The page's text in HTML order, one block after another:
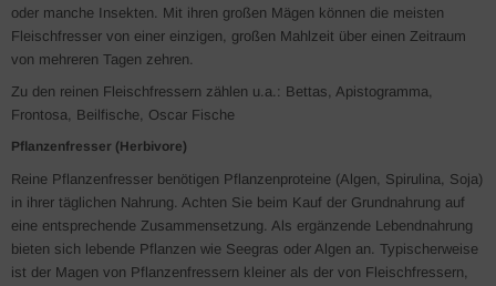
oder manche Insekten. Mit ihren großen Mägen können die meisten
Fleischfresser von einer einzigen, großen Mahlzeit über einen Zeitraum
von mehreren Tagen zehren.
Zu den reinen Fleischfressern zählen u.a.: Bettas, Apistogramma,
Frontosa, Beilfische, Oscar Fische
Pflanzenfresser (Herbivore)
Reine Pflanzenfresser benötigen Pflanzenproteine (Algen, Spirulina, Soja)
in ihrer täglichen Nahrung. Achten Sie beim Kauf der Grundnahrung auf
eine entsprechende Zusammensetzung. Als ergänzende Lebendnahrung
bieten sich lebende Pflanzen wie Seegras oder Algen an. Typischerweise
ist der Magen von Pflanzenfressern kleiner als der von Fleischfressern,